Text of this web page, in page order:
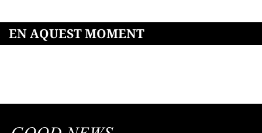
EN AQUEST MOMENT